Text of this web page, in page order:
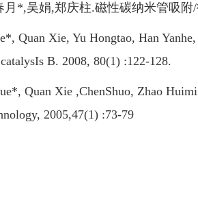
吴娟,郑庆柱.磁性碳纳米管吸附/
Xie, Yu Hongtao, Han Yanhe,
B. 2008, 80(1) :122-128.
Quan Xie ,ChenShuo, Zhao
2005,47(1) :73-79